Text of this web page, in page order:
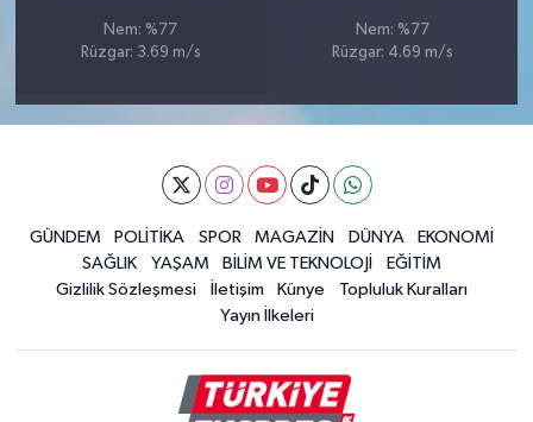
Nem: %77
Rüzgar: 3.69 m/s
Nem: %77
Rüzgar: 4.69 m/s
GÜNDEM POLİTİKA SPOR MAGAZİN DÜNYA
EKONOMİ
SAĞLIK
YAŞAM BİLİM VE TEKNOLOJİ
EĞİTİM
Gizlilik Sözleşmesi
İletişim Künye
Topluluk Kuralları
Yayın İlkeleri